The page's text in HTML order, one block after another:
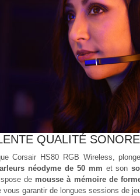
QUALITÉ SONORE
Corsair HS80 RGB Wireless,
néodyme de 50 mm et son
de mousse à mémoire de
vous garantir de longues sessions de